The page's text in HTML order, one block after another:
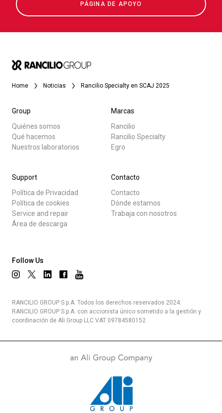
PÁGINA DE APOYO
Home Noticias Rancilio Specialty en SCAJ 2025
Group
Quiénes somos
Qué hacemos
Nuestros laboratorios
Marcas
Rancilio
Rancilio Specialty
Egro
Support
Política de Privacidad
Política de cookies
Service and repair
Área de descarga
Contacto
Contacto
Dónde estamos
Trabaja con nosotros
Follow Us
RANCILIO GROUP S.p.A. Todos los derechos reservados 2024.
RANCILIO GROUP S.p.A. con accionista único sometido a la gestión y
coordinación de Ali Group LLC VAT 09784580152